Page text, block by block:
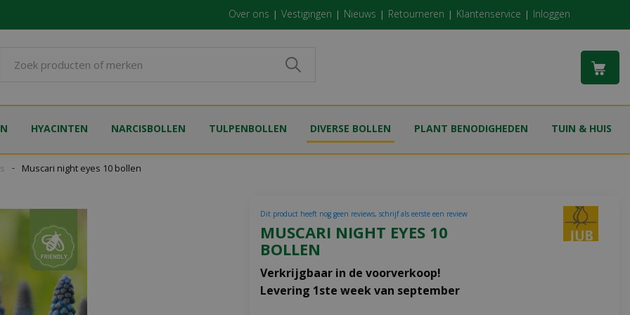
Muscari night eyes 10 bollen
Over ons Vestigingen Nieuws Retourneren Klantenservice Inloggen
HYACINTEN NARCISBOLLEN TULPENBOLLEN DIVERSE BOLLEN PLANT BENODIGHEDEN TUIN & HUIS
MUSCARI NIGHT EYES 10
BOLLEN
Verkrijgbaar in de voorverkoop!
Levering 1ste week van september
Dit product heeft nog geen reviews, schrijf als eerste een review